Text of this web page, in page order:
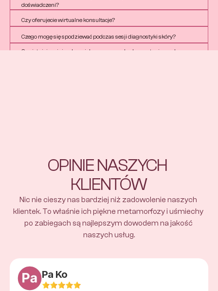
doświadczeni?
Czy oferujecie wirtualne konsultacje?
Czego mogę się spodziewać podczas sesji diagnostyki skóry?
Czy istnieje minimalny wiek wymagany do skorzystania z usług
OPINIE NASZYCH
KLIENTÓW
Nic nie cieszy nas bardziej niż zadowolenie naszych
klientek. To właśnie ich piękne metamorfozy i uśmiechy
po zabiegach są najlepszym dowodem na jakość
naszych usług.
Pa Ko